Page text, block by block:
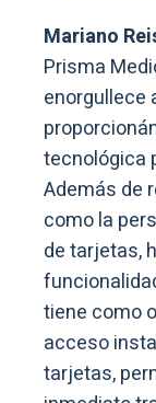
Mariano
Prisma
enorgullece
tecnológica
Además de
como la
de tarjetas,
tiene como
acceso
tarjetas,